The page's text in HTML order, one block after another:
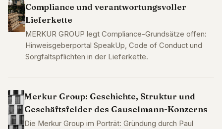
Compliance und verantwortungsvoller
Lieferkette
MERKUR GROUP legt Compliance-Grundsätze offen:
Hinweisgeberportal SpeakUp, Code of Conduct und
Sorgfaltspflichten in der Lieferkette.
Merkur Group: Geschichte, Struktur und
Geschäftsfelder des Gauselmann-Konzerns
Die Merkur Group im Porträt: Gründung durch Paul